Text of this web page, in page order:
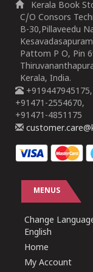
Kerala Book
C/O Consors
B-30,Pillaveedu
Pattom P O, Pin
Kerala, India.
+919447945175,
+91471-2554670,
+91471-4851175
MENUS
Change
English
Home
My Account